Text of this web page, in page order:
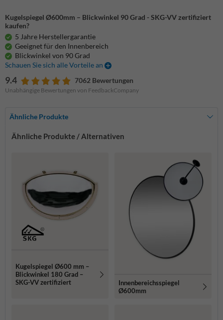
Kugelspiegel Ø600mm – Blickwinkel 90 Grad - SKG-VV zertifiziert
kaufen?
5 Jahre Herstellergarantie
Geeignet für den Innenbereich
Blickwinkel von 90 Grad
Schauen Sie sich alle Vorteile an
9.4 7062 Bewertungen
Unabhängige Bewertungen von FeedbackCompany
Ähnliche Produkte
Ähnliche Produkte / Alternativen
Kugelspiegel Ø600 mm –
Blickwinkel 180 Grad –
SKG-VV zertifiziert
Innenbereichsspiegel
Ø600mm